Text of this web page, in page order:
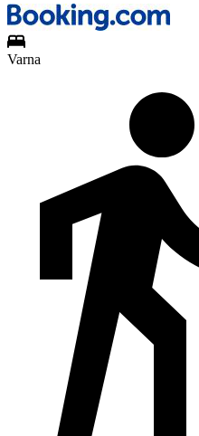
Varna